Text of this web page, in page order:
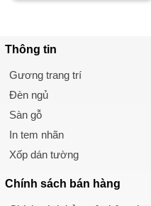
Thông tin
Gương trang trí
Đèn ngủ
Sàn gỗ
In tem nhãn
Xốp dán tường
Chính sách bán hàng